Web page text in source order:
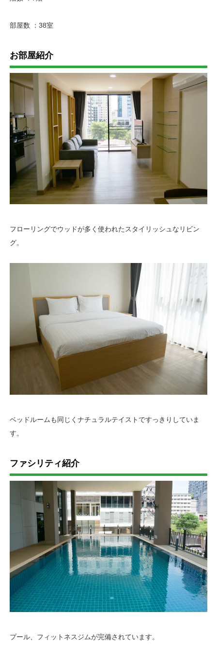
部屋数 ：38室
お部屋紹介
フローリングでウッドが多く使われたスタイリッシュなリビン
グ。
ベッドルームも同じくナチュラルテイストですっきりしていま
す。
ファシリティ紹介
プール、フィットネスジムが完備されています。